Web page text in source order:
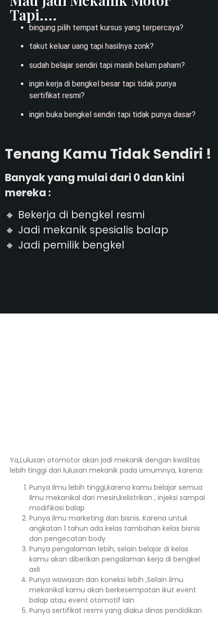
Tapi....
bingung pilih tempat kursus yang terpercaya?
takut keluar uang tapi hasilnya zonk?
sudah belajar sendiri tapi masih belum paham?
ingin kerja di bengkel besar tapi tidak punya
sertifikat resmi?
ingin buka bengkel sendiri tapi tidak punya dasar?
Tenang Kamu Tidak Sendiri !
Banyak yang mulai dari 0 dan kini
mereka :
🔸 Bekerja di bengkel resmi
🔸 Jadi mekanik spesialis balap
🔸 Jadi pemilik bengkel
Ya,Lulusan otomotor akan jadi mekanik dengan kwalitas
lebih tinggi dari lulusan mekanik pada umumnya, karena:
Punya ilmu lebih tinggi,karena kamu belajar semua
ilmu mekanikal dari mesin,kelistrikan , injeksi sampai
modifikasi balap
Punya ilmu marketing dan bisnis. Karena untuk
angkatan 1 tahun ada kelas tambahan kelas bisnis
dan pengecatan body
Punya pengalaman lebih, selain belajar di kelas
kamu akan diberikan pengalaman kerja di bengkel
asli
Punya wawasan dan koneksi lebih ,Selain ilmu
mekanikal kamu akan berkesempatan ikut event
balap atau event otomotif lain
Punya sertifikat resmi yang diakui dinas pendidikan